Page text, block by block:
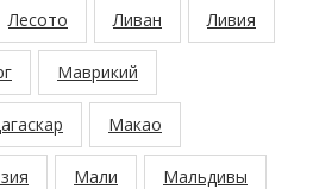
Лесото Ливан Ливия
Маврикий
Макао
Мали Мальдивы